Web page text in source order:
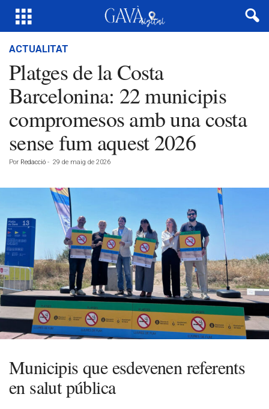
ACTUALITAT
Platges de la Costa
Barcelonina: 22 municipis
compromesos amb una costa
sense fum aquest 2026
Por Redacció - 29 de maig de 2026
Municipis que esdevenen referents
en salut pública